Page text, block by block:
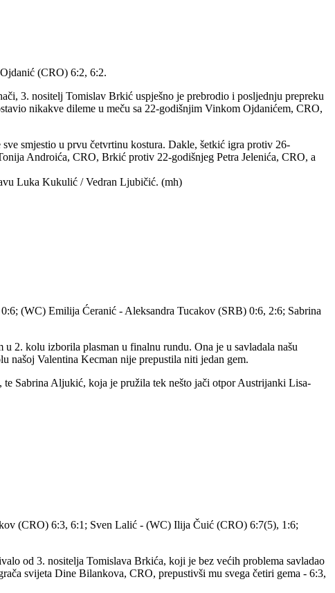
(CRO) 6:2, 6:2.
3. nositelj Tomislav Brkić uspješno je prebrodio i posljednju prepreku
nikakve dileme u meču sa 22-godišnjim Vinkom Ojdanićem, CRO,
smjestio u prvu četvrtinu kostura. Dakle, šetkić igra protiv 26-
Androića, CRO, Brkić protiv 22-godišnjeg Petra Jelenića, CRO, a
Luka Kukulić / Vedran Ljubičić. (mh)
(WC) Emilija Ćeranić - Aleksandra Tucakov (SRB) 0:6, 2:6; Sabrina
2. kolu izborila plasman u finalnu rundu. Ona je u savladala našu
našoj Valentina Kecman nije prepustila niti jedan gem.
Sabrina Aljukić, koja je pružila tek nešto jači otpor Austrijanki Lisa-
(CRO) 6:3, 6:1; Sven Lalić - (WC) Ilija Čuić (CRO) 6:7(5), 1:6;
od 3. nositelja Tomislava Brkića, koji je bez većih problema savladao
svijeta Dine Bilankova, CRO, prepustivši mu svega četiri gema - 6:3,